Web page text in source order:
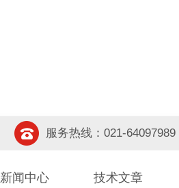
服务热线：021-64097989
新闻中心 技术文章